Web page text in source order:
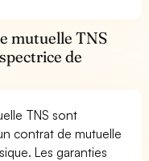
mutuelle TNS
de
TNS sont
contrat de mutuelle
Les garanties